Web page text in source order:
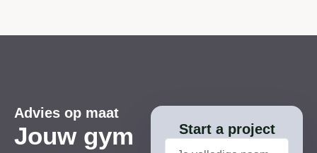
Advies op maat
Jouw gym
Start a project